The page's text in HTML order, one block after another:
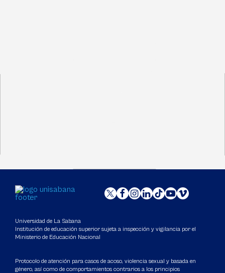
Universidad de La Sabana
Institución de educación superior sujeta a inspección y vigilancia por el
Ministerio de Educación Nacional
Protocolo de atención para casos de acoso, violencia sexual y basada en
género, así como de comportamientos contrarios a los principios